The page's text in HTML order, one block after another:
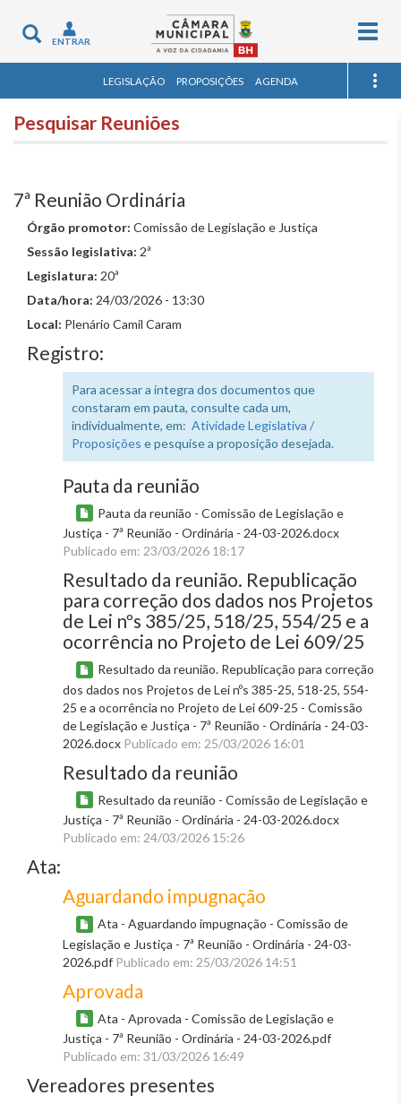
Toggle
navigation
ENTRAR
LEGISLAÇÃO PROPOSIÇÕES AGENDA
Pesquisar Reuniões
7ª Reunião Ordinária
Órgão promotor: Comissão de Legislação e Justiça
Sessão legislativa: 2ª
Legislatura: 20ª
Data/hora: 24/03/2026 - 13:30
Local: Plenário Camil Caram
Registro:
Para acessar a íntegra dos documentos que
constaram em pauta, consulte cada um,
individualmente, em: Atividade Legislativa /
Proposições e pesquise a proposição desejada.
Pauta da reunião
Pauta da reunião - Comissão de Legislação e
Justiça - 7ª Reunião - Ordinária - 24-03-2026.docx
Publicado em: 23/03/2026 18:17
Resultado da reunião. Republicação
para correção dos dados nos Projetos
de Lei nºs 385/25, 518/25, 554/25 e a
ocorrência no Projeto de Lei 609/25
Resultado da reunião. Republicação para correção
dos dados nos Projetos de Lei nºs 385-25, 518-25, 554-
25 e a ocorrência no Projeto de Lei 609-25 - Comissão
de Legislação e Justiça - 7ª Reunião - Ordinária - 24-03-
2026.docx Publicado em: 25/03/2026 16:01
Resultado da reunião
Resultado da reunião - Comissão de Legislação e
Justiça - 7ª Reunião - Ordinária - 24-03-2026.docx
Publicado em: 24/03/2026 15:26
Ata:
Aguardando impugnação
Ata - Aguardando impugnação - Comissão de
Legislação e Justiça - 7ª Reunião - Ordinária - 24-03-
2026.pdf Publicado em: 25/03/2026 14:51
Aprovada
Ata - Aprovada - Comissão de Legislação e
Justiça - 7ª Reunião - Ordinária - 24-03-2026.pdf
Publicado em: 31/03/2026 16:49
Vereadores presentes